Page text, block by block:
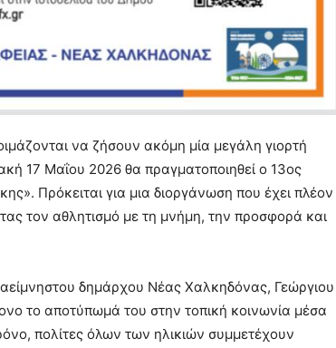
να ζήσουν ακόμη μία μεγάλη γιορτή
17 Μαΐου 2026 θα πραγματοποιηθεί ο 13ος
Πρόκειται για μια διοργάνωση που έχει πλέον
τον αθλητισμό με τη μνήμη, την προσφορά και
δημάρχου Νέας Χαλκηδόνας, Γεώργιου
το αποτύπωμά του στην τοπική κοινωνία μέσα
πολίτες όλων των ηλικιών συμμετέχουν